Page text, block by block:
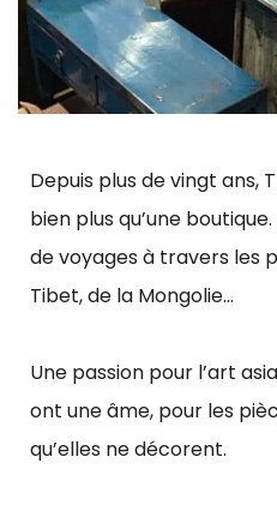
Depuis plus de vingt ans,
bien plus qu’une
de voyages à travers les
Tibet, de la Mongolie…
Une passion pour l’art
ont une âme, pour les
qu’elles ne décorent.